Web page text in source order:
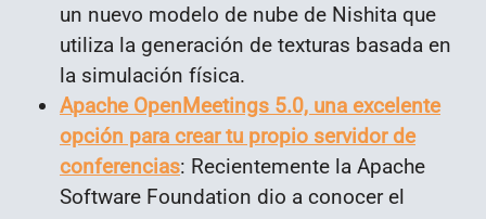
un nuevo modelo de nube de Nishita que
utiliza la generación de texturas basada en
la simulación física.
Apache OpenMeetings 5.0, una excelente
opción para crear tu propio servidor de
conferencias: Recientemente la Apache
Software Foundation dio a conocer el